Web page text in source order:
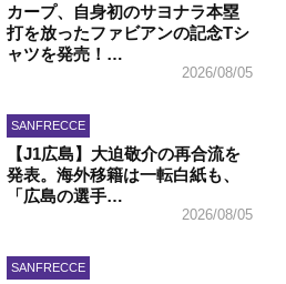
カープ、自身初のサヨナラ本塁
打を放ったファビアンの記念Tシ
ャツを発売！…
2026/08/05
SANFRECCE
【J1広島】大迫敬介の再合流を
発表。海外移籍は一転白紙も、
「広島の選手…
2026/08/05
SANFRECCE